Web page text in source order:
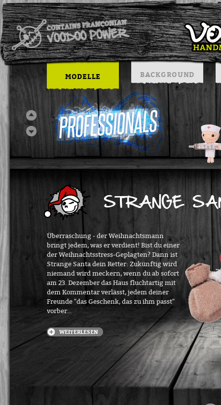
MODELLE BACKGROUND
STRANGE
Überraschung - der Weihnachtsmann
bringt jedem, was er verdient! Bist du einer
der Weihnachtsstress-Geplagten? Dann ist
Strange Santa dein Retter: Zukünftig wird
niemand wird meckern, wenn du ab sofort
am 23. Dezember das Haus fluchtartig mit
dem Kommentar verlässt, jedem deiner
Freunde "das Geschenk, das zu ihm passt"
vorber...
WEITERLESEN